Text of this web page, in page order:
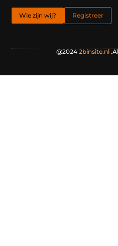
Wie zijn wij? Registreer
@2024 2binsite.nl